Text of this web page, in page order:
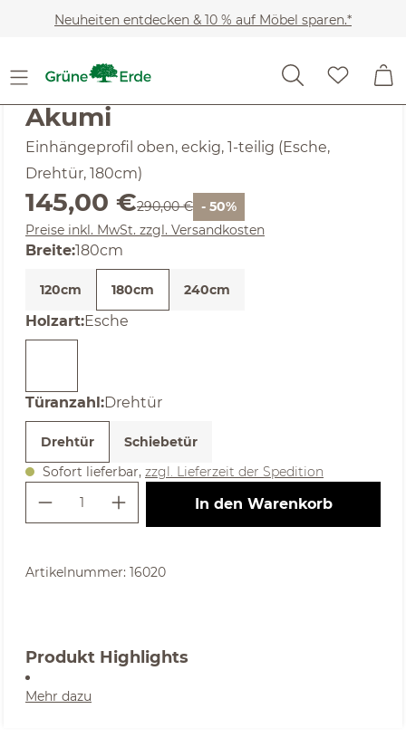
Zum Hauptinhalt springen
Neuheiten entdecken & 10 % auf Möbel sparen.*
Noch keine Bewertungen
Akumi
Einhängeprofil oben, eckig, 1-teilig (Esche,
Drehtür, 180cm)
Verkaufspreis:
145,00 €Regulärer Preis:
290,00 € - 50%
Preise inkl. MwSt. zzgl. Versandkosten
Breiteauswählen
:180cm
120cm 180cm 240cm
Holzartauswählen
:Esche
Türanzahlauswählen
:Drehtür
Drehtür
Schiebetür
Sofort lieferbar, zzgl. Lieferzeit der Spedition
Produkt Anzahl: Gib den
In den Warenkorb
Artikelnummer: 16020
Produkt Highlights
Mehr dazu